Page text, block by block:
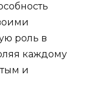
роль в
каждому
и